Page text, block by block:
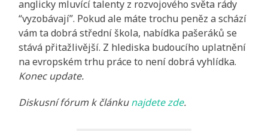
anglicky mluvící talenty z rozvojového světa rády
“vyzobávají”. Pokud ale máte trochu peněz a schází
vám ta dobrá střední škola, nabídka pašeráků se
stává přitažlivější. Z hlediska budoucího uplatnění
na evropském trhu práce to není dobrá vyhlídka.
Konec update.
Diskusní fórum k článkunajdete zde.